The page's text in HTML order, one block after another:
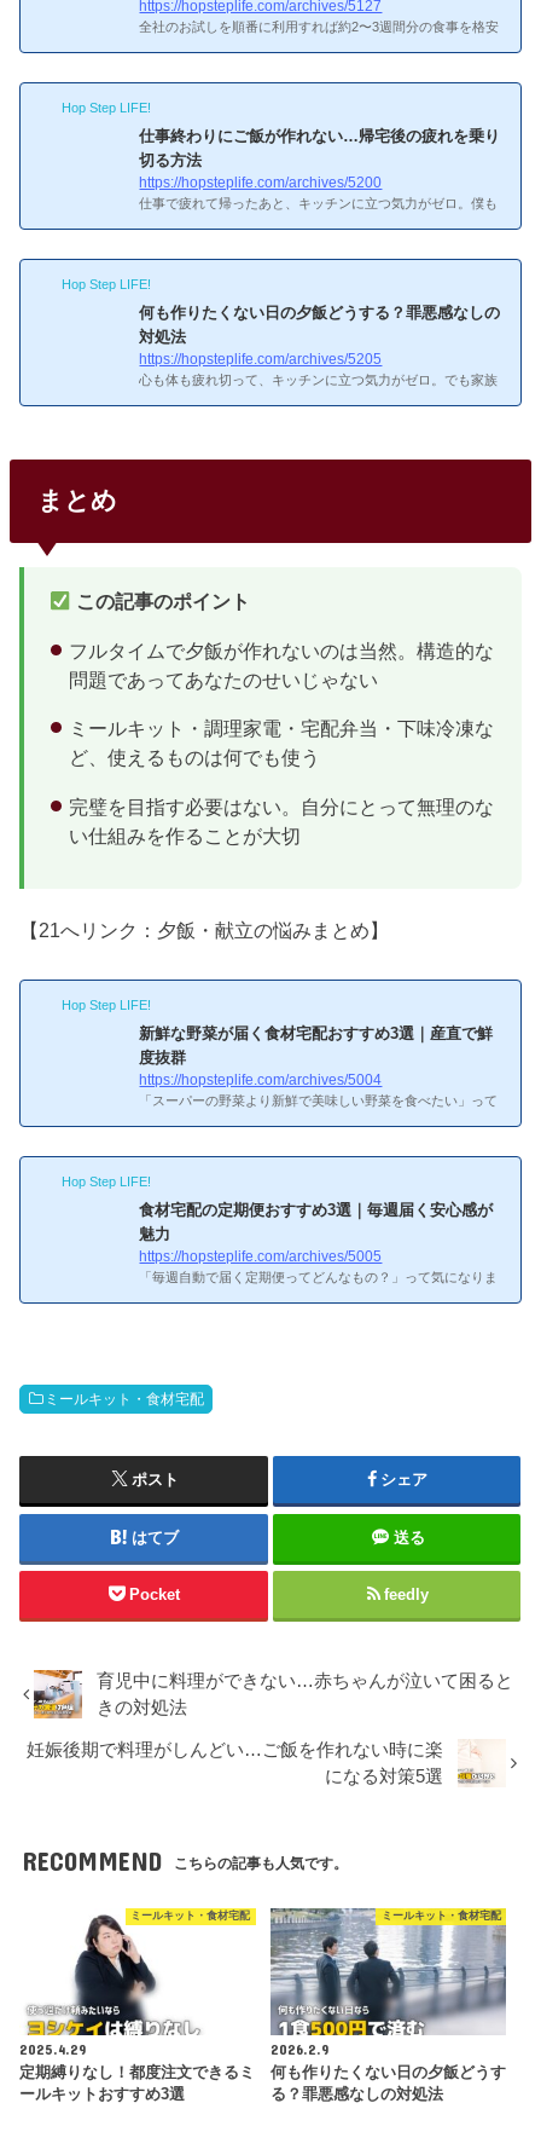
https://hopsteplife.com/archives/5127
全社のお試しを順番に利用すれば約2〜3週間分の食事を格安
人1回限定。全社試せば最小コストで全サービスを比較体
験。あー、おすすめ順番ってそう考えればいいのかおすすめ
順番1番目：ビオマルシェ（1,500円）最安のお試し。有機JA
S100%の野菜8〜9品。2番目：Oisix（1,980円）Kit Oisix含む
約10品。ミールキットの味と使い勝手を体験。3番目：らで
ぃっしゅぼーや（1...
Hop Step LIFE!
仕事終わりにご飯が作れない…帰宅後の疲れを乗り
切る方法
https://hopsteplife.com/archives/5200
仕事で疲れて帰ったあと、キッチンに立つ気力がゼロ。僕も
は、仕事終わりにご飯が作れないときの具体的な対処法を紹
介します。仕事終わりに料理なんて無理なんだけど、みんな
どうしてるの？仕事終わりに料理できないのは当然のこと8
時間以上働いたあとに料理をするのは、体力的にも精神的に
も大変です。特に立ち仕事や人と接する仕事のあとは、脳も
体も疲労のピー...
Hop Step LIFE!
何も作りたくない日の夕飯どうする？罪悪感なしの
対処法
https://hopsteplife.com/archives/5205
心も体も疲れ切って、キッチンに立つ気力がゼロ。でも家族
誰にでもあるし、罪悪感なしで乗り切る方法を知っておくだ
の。疲れて休みたくなるのは当然です。体調が悪い日、仕事
まとめ
この記事のポイント
フルタイムで夕飯が作れないのは当然。構造的な
問題であってあなたのせいじゃない
ミールキット・調理家電・宅配弁当・下味冷凍な
ど、使えるものは何でも使う
完璧を目指す必要はない。自分にとって無理のな
い仕組みを作ることが大切
【21へリンク：夕飯・献立の悩みまとめ】
Hop Step LIFE!
新鮮な野菜が届く食材宅配おすすめ3選｜産直で鮮
度抜群
https://hopsteplife.com/archives/5004
「スーパーの野菜より新鮮で美味しい野菜を食べたい」って
ね。スーパーで買った野菜が冷蔵庫の中で3日ほどでしなび
てしまう…という経験は誰にでもあると思います。実は食材
宅配の野菜は、産地直送で収穫から1〜2日で届くので鮮度が
まったく違うんです。産地直送で鮮度抜群の食材宅配を3社
調べてみました。うーん、新鮮な野菜が届く食材宅配おすす
め3選って難しそう…新鮮な野菜が届く食材宅配おすすめ3選
新鮮な野菜が届く...
Hop Step LIFE!
食材宅配の定期便おすすめ3選｜毎週届く安心感が
魅力
https://hopsteplife.com/archives/5005
「毎週自動で届く定期便ってどんなもの？」って気になりま
文を忘れる心配がなくて、旬の食材がプロの目利きで届くの
ミールキット・食材宅配
ポスト シェア
はてブ 送る
Pocket feedly
育児中に料理ができない…赤ちゃんが泣いて困ると
きの対処法
妊娠後期で料理がしんどい…ご飯を作れない時に楽
になる対策5選
RECOMMEND こちらの記事も人気です。
ミールキット・食材宅配
2025.4.29
定期縛りなし！都度注文できるミ
ールキットおすすめ3選
ミールキット・食材宅配
2026.2.9
何も作りたくない日の夕飯どうす
る？罪悪感なしの対処法